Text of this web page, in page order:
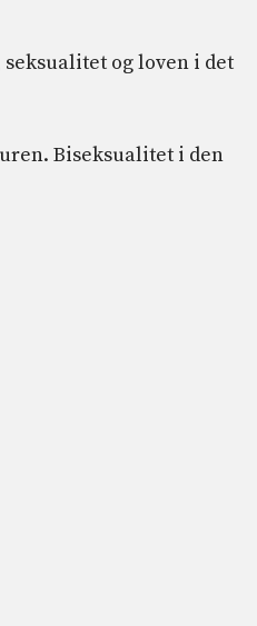
og loven i det
Biseksualitet i den